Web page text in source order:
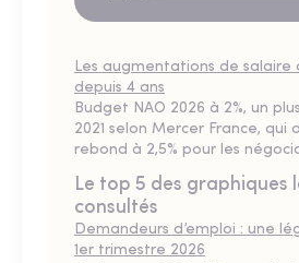
Les augmentations de salaire
depuis 4 ans
Budget NAO 2026 à 2%, un
2021 selon Mercer France, qui
rebond à 2,5% pour les
Le top 5 des graphiques
consultés
Demandeurs d’emploi : une
1er trimestre 2026